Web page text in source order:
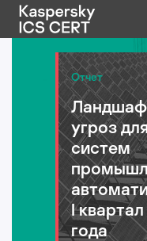
Публикации
Услуги
Уязвимости
Статистика
Отчет
угроз
систем
I
года